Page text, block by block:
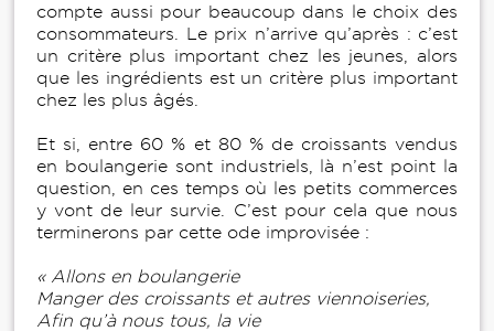
compte aussi pour beaucoup dans le choix des
consommateurs. Le prix n’arrive qu’après : c’est
un critère plus important chez les jeunes, alors
que les ingrédients est un critère plus important
chez les plus âgés.
Et si, entre 60 % et 80 % de croissants vendus
en boulangerie sont industriels, là n’est point la
question, en ces temps où les petits commerces
y vont de leur survie. C’est pour cela que nous
terminerons par cette ode improvisée :
« Allons en boulangerie
Manger des croissants et autres viennoiseries,
Afin qu’à nous tous, la vie